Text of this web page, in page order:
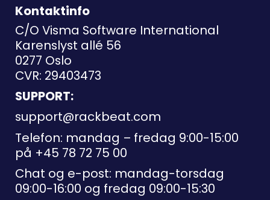
Kontaktinfo
C/O Visma Software International
Karenslyst allé 56
0277 Oslo
CVR: 29403473
SUPPORT:
support@rackbeat.com
Telefon: mandag – fredag 9:00-15:00
på +45 78 72 75 00
Chat og e-post: mandag-torsdag
09:00-16:00 og fredag 09:00-15:30